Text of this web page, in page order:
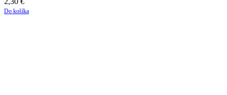
Do košíka